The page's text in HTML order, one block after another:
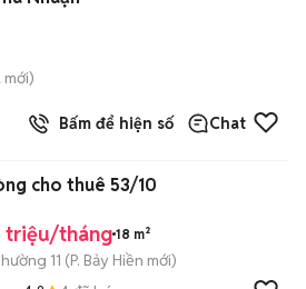
mới)
Bấm để hiện số Chat
cho thuê 53/10
triệu/tháng18 m²
11 (P. Bảy Hiền mới)